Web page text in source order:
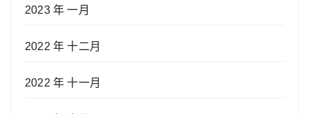
2023 年 一月
2022 年 十二月
2022 年 十一月